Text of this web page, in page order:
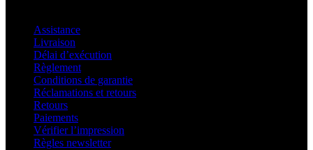
Assistance
Livraison
Délai d’exécution
Règlement
Conditions de garantie
Réclamations et retours
Retours
Paiements
Vérifier l’impression
Règles newsletter